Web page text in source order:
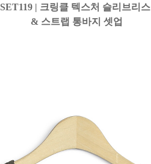
SET119 | 크링클 텍스처 슬리브리스
& 스트랩 통바지 셋업